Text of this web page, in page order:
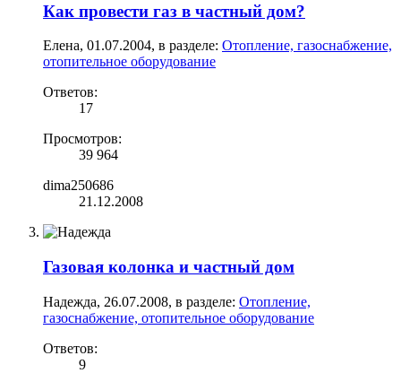
Как провести газ в частный дом?
Елена, 01.07.2004, в разделе: Отопление, газоснабжение,
отопительное оборудование
Ответов:
17
Просмотров:
39 964
dima250686
21.12.2008
Газовая колонка и частный дом
Надежда, 26.07.2008, в разделе: Отопление,
газоснабжение, отопительное оборудование
Ответов:
9